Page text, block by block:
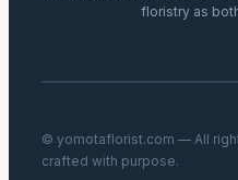
floristry as
© yomotaflorist.com — All
crafted with purpose.